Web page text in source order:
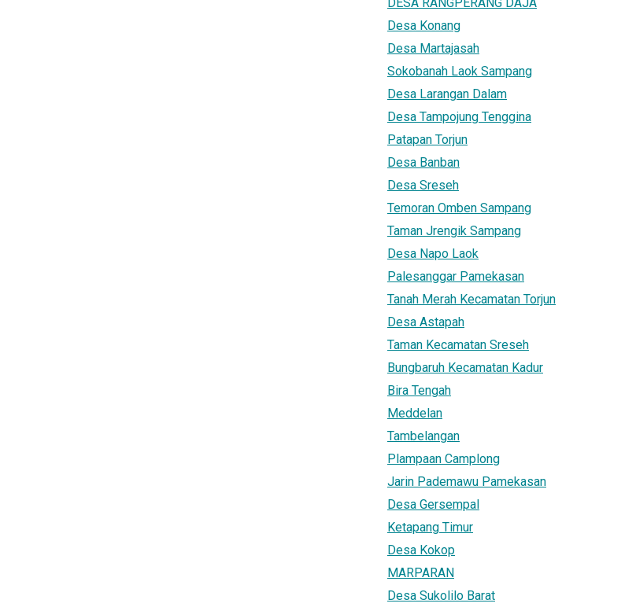
Desa Konang
Desa Martajasah
Sokobanah Laok Sampang
Desa Larangan Dalam
Desa Tampojung Tenggina
Patapan Torjun
Desa Banban
Desa Sreseh
Temoran Omben Sampang
Taman Jrengik Sampang
Desa Napo Laok
Palesanggar Pamekasan
Tanah Merah Kecamatan Torjun
Desa Astapah
Taman Kecamatan Sreseh
Bungbaruh Kecamatan Kadur
Bira Tengah
Meddelan
Tambelangan
Plampaan Camplong
Jarin Pademawu Pamekasan
Desa Gersempal
Ketapang Timur
Desa Kokop
MARPARAN
Desa Sukolilo Barat